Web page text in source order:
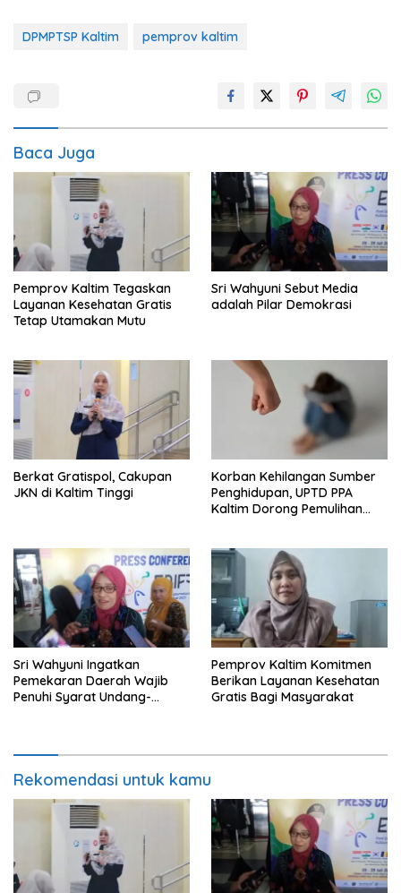
DPMPTSP Kaltim pemprov kaltim
Baca Juga
Pemprov Kaltim Tegaskan
Layanan Kesehatan Gratis
Tetap Utamakan Mutu
Sri Wahyuni Sebut Media
adalah Pilar Demokrasi
Berkat Gratispol, Cakupan
JKN di Kaltim Tinggi
Korban Kehilangan Sumber
Penghidupan, UPTD PPA
Kaltim Dorong Pemulihan
Sri Wahyuni Ingatkan
Pemekaran Daerah Wajib
Penuhi Syarat Undang-
Pemprov Kaltim Komitmen
Berikan Layanan Kesehatan
Gratis Bagi Masyarakat
Rekomendasi untuk kamu